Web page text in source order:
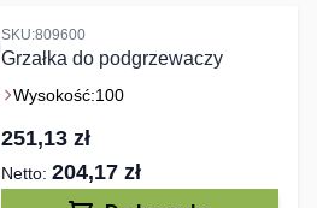
SKU:809600
Grzałka do podgrzewaczy
Wysokość:100
251,13 zł
204,17 zł